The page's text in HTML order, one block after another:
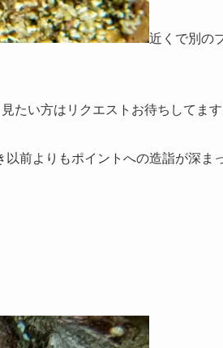
近くで別の
たい方はリクエストお待ちしてます
前よりもポイントへの造詣が深ま